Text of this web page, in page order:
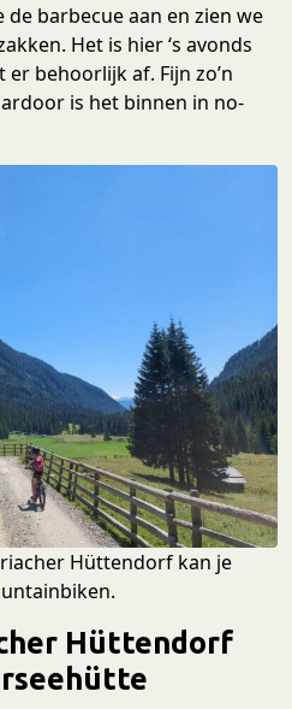
barbecue aan en zien we
Het is hier ‘s avonds
behoorlijk af. Fijn zo’n
is het binnen in no-
Hüttendorf kan je
Hüttendorf